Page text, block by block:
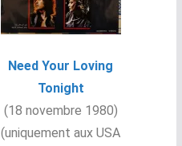
Need Your Loving
Tonight
(18 novembre 1980)
(uniquement aux USA